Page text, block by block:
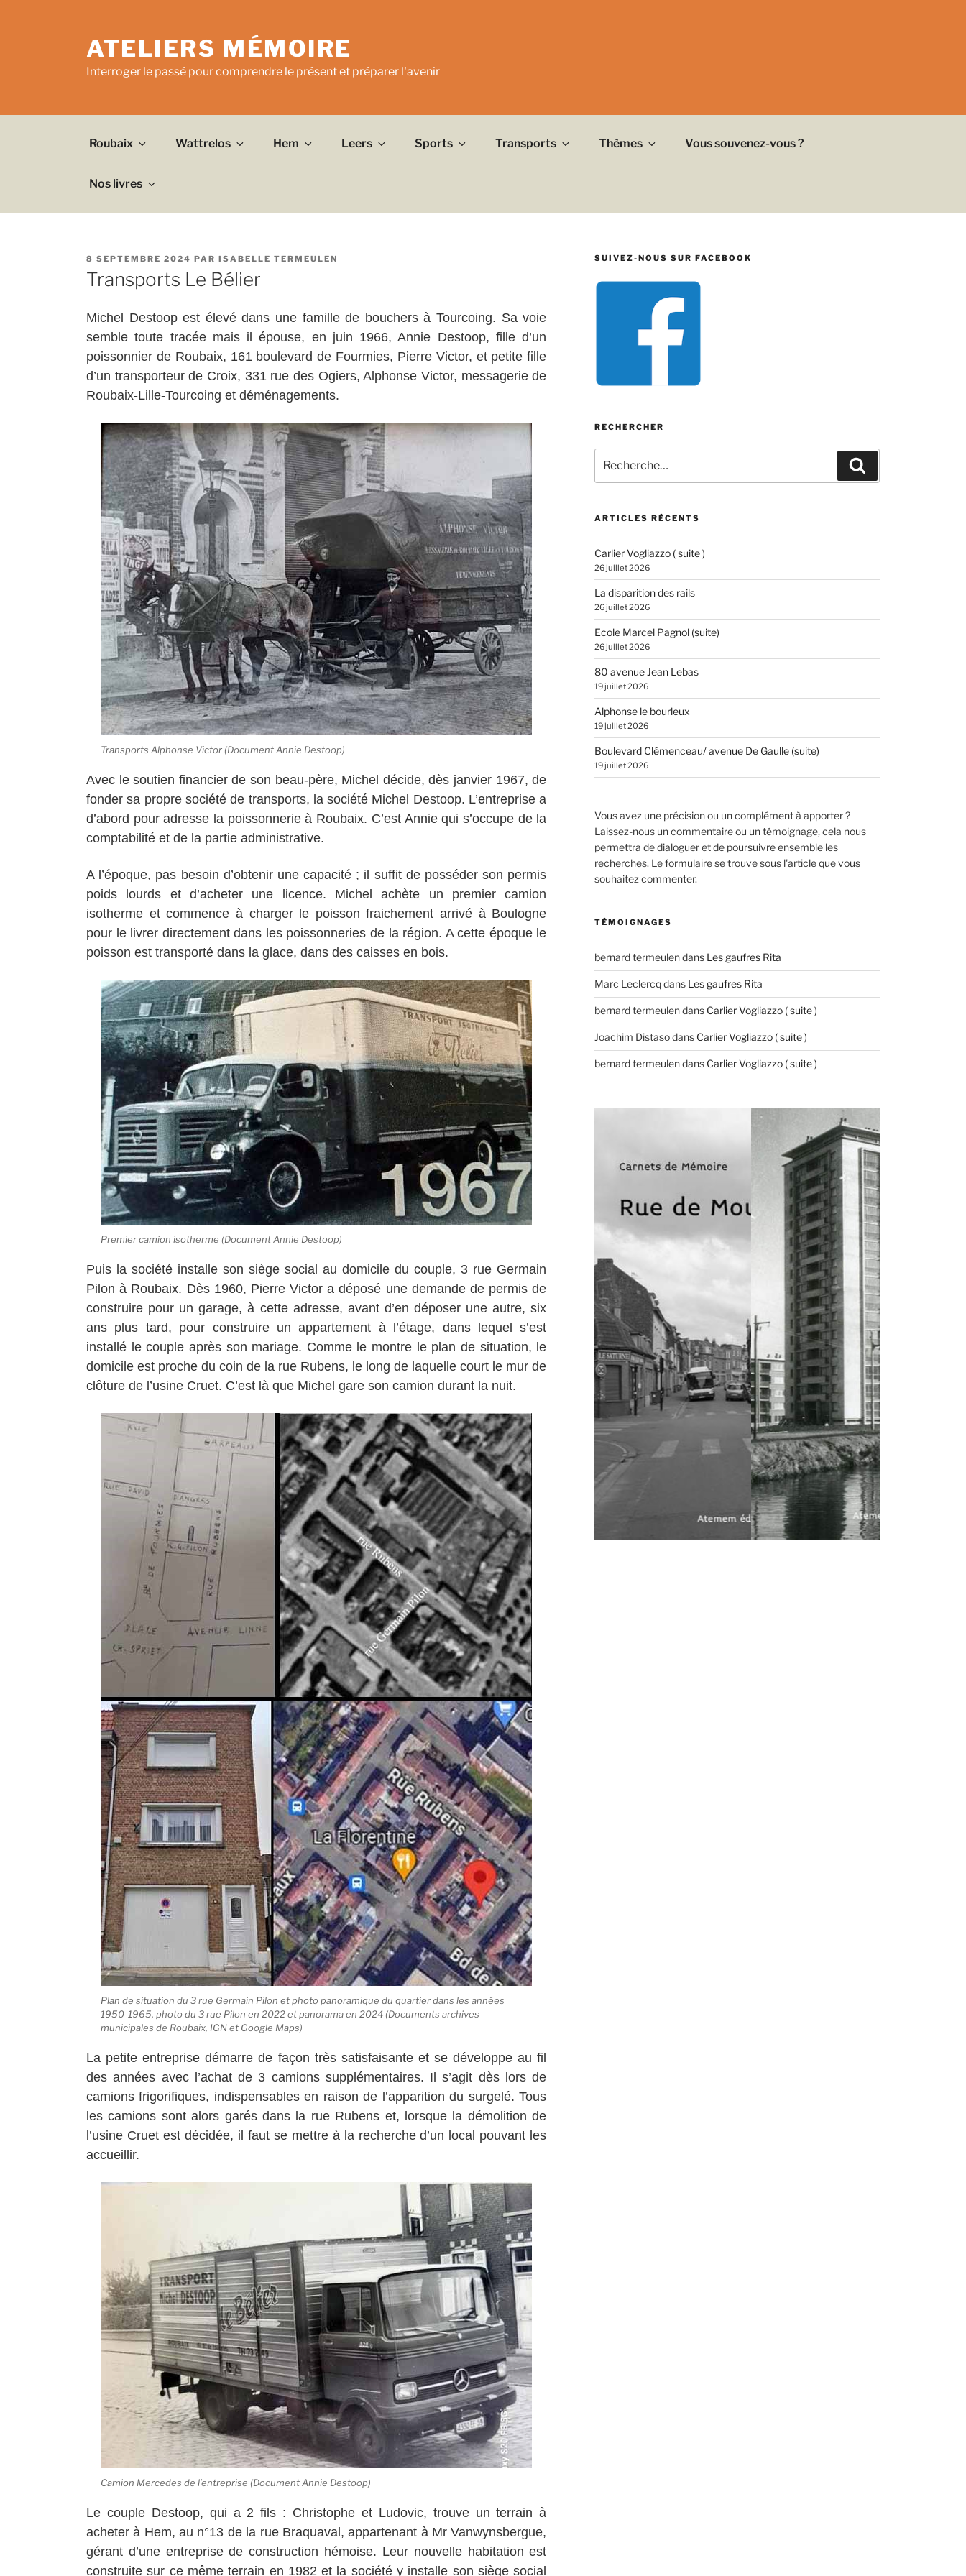
ATELIERS MÉMOIRE
Interroger le passé pour comprendre le présent et préparer l'avenir
Roubaix Wattrelos Hem Leers Sports Transports Thèmes Vous souvenez-vous ?
Nos livres
PUBLIÉ
LE
8 SEPTEMBRE 2024 PAR ISABELLE TERMEULEN
Transports Le Bélier
Michel Destoop est élevé dans une famille de bouchers à Tourcoing. Sa voie
semble toute tracée mais il épouse, en juin 1966, Annie Destoop, fille d’un
poissonnier de Roubaix, 161 boulevard de Fourmies, Pierre Victor, et petite fille
d’un transporteur de Croix, 331 rue des Ogiers, Alphonse Victor, messagerie de
Roubaix-Lille-Tourcoing et déménagements.
Transports Alphonse Victor (Document Annie Destoop)
Avec le soutien financier de son beau-père, Michel décide, dès janvier 1967, de
fonder sa propre société de transports, la société Michel Destoop. L’entreprise a
d’abord pour adresse la poissonnerie à Roubaix. C’est Annie qui s’occupe de la
comptabilité et de la partie administrative.
A l’époque, pas besoin d’obtenir une capacité ; il suffit de posséder son permis
poids lourds et d’acheter une licence. Michel achète un premier camion
isotherme et commence à charger le poisson fraichement arrivé à Boulogne
pour le livrer directement dans les poissonneries de la région. A cette époque le
poisson est transporté dans la glace, dans des caisses en bois.
Premier camion isotherme (Document Annie Destoop)
Puis la société installe son siège social au domicile du couple, 3 rue Germain
Pilon à Roubaix. Dès 1960, Pierre Victor a déposé une demande de permis de
construire pour un garage, à cette adresse, avant d’en déposer une autre, six
ans plus tard, pour construire un appartement à l’étage, dans lequel s’est
installé le couple après son mariage. Comme le montre le plan de situation, le
domicile est proche du coin de la rue Rubens, le long de laquelle court le mur de
clôture de l’usine Cruet. C’est là que Michel gare son camion durant la nuit.
Plan de situation du 3 rue Germain Pilon et photo panoramique du quartier dans les années
1950-1965, photo du 3 rue Pilon en 2022 et panorama en 2024 (Documents archives
municipales de Roubaix, IGN et Google Maps)
La petite entreprise démarre de façon très satisfaisante et se développe au fil
des années avec l’achat de 3 camions supplémentaires. Il s’agit dès lors de
camions frigorifiques, indispensables en raison de l’apparition du surgelé. Tous
les camions sont alors garés dans la rue Rubens et, lorsque la démolition de
l’usine Cruet est décidée, il faut se mettre à la recherche d’un local pouvant les
accueillir.
Camion Mercedes de l’entreprise (Document Annie Destoop)
Le couple Destoop, qui a 2 fils : Christophe et Ludovic, trouve un terrain à
acheter à Hem, au n°13 de la rue Braquaval, appartenant à Mr Vanwynsbergue,
gérant d’une entreprise de construction hémoise. Leur nouvelle habitation est
construite sur ce même terrain en 1982 et la société y installe son siège social
SUIVEZ-NOUS SUR FACEBOOK
RECHERCHER
pour
:
ARTICLES RÉCENTS
Carlier Vogliazzo ( suite )
26 juillet 2026
La disparition des rails
26 juillet 2026
Ecole Marcel Pagnol (suite)
26 juillet 2026
80 avenue Jean Lebas
19 juillet 2026
Alphonse le bourleux
19 juillet 2026
Boulevard Clémenceau/ avenue De Gaulle (suite)
19 juillet 2026
Vous avez une précision ou un complément à apporter ?
Laissez-nous un commentaire ou un témoignage, cela nous
permettra de dialoguer et de poursuivre ensemble les
recherches. Le formulaire se trouve sous l'article que vous
souhaitez commenter.
TÉMOIGNAGES
bernard termeulendans Les gaufres Rita
Marc Leclercqdans Les gaufres Rita
bernard termeulendans Carlier Vogliazzo ( suite )
Joachim Distasodans Carlier Vogliazzo ( suite )
bernard termeulendans Carlier Vogliazzo ( suite )